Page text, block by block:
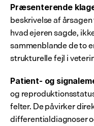
Præsenterende
beskrivelse af
hvad ejeren sagde,
sammenblande de to
strukturelle fejl i
Patient- og
og
felter. De påvirker
differentialdiagnoser